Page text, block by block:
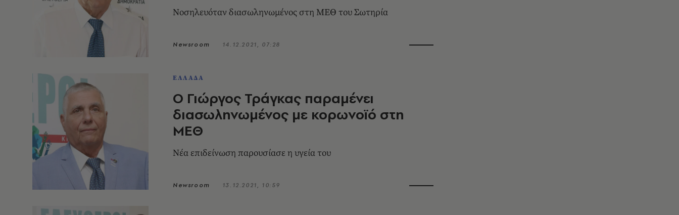
Νοσηλευόταν διασωληνωμένος στη ΜΕΘ του Σωτηρία
Newsroom 14.12.2021, 07:28
ΕΛΛΑΔΑ
Ο Γιώργος Τράγκας παραμένει
διασωληνωμένος με κορωνοϊό στη
ΜΕΘ
Νέα επιδείνωση παρουσίασε η υγεία του
Newsroom 13.12.2021, 10:59